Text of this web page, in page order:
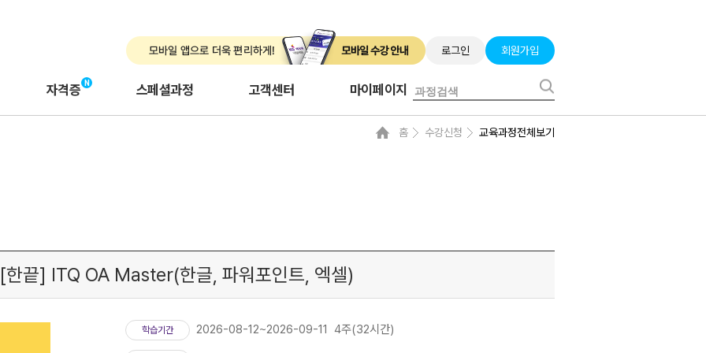
로그인 회원가입
자격증 스페셜과정 고객센터 마이페이지
홈 수강신청 교육과정전체보기
[한끝] ITQ OA Master(한글, 파워포인트, 엑셀)
학습기간 2026-08-12~2026-09-11 4주(32시간)